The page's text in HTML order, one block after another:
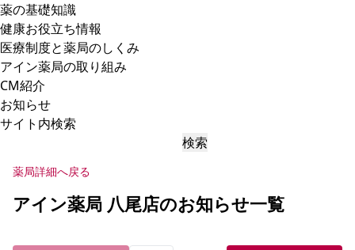
薬の基礎知識
健康お役立ち情報
医療制度と薬局のしくみ
アイン薬局の取り組み
CM紹介
お知らせ
サイト内検索
検索
薬局詳細へ戻る
アイン薬局 八尾店のお知らせ一覧